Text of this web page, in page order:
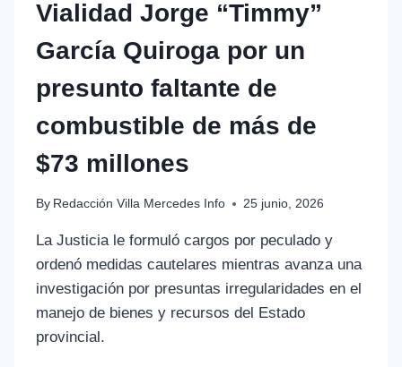
Vialidad Jorge “Timmy”
García Quiroga por un
presunto faltante de
combustible de más de
$73 millones
By Redacción Villa Mercedes Info 25 junio, 2026
La Justicia le formuló cargos por peculado y
ordenó medidas cautelares mientras avanza una
investigación por presuntas irregularidades en el
manejo de bienes y recursos del Estado
provincial.